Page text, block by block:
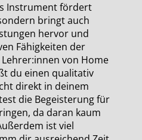
Instrument fördert
bringt auch
hervor und
Fähigkeiten der
von Home
du einen qualitativ
direkt in deinem
die Begeisterung für
da daran kaum
ist viel